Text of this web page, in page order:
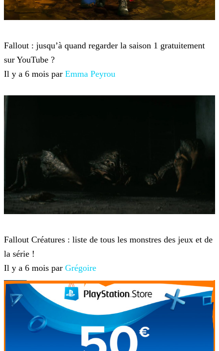
Fallout : jusqu’à quand regarder la saison 1 gratuitement
sur YouTube ?
Il y a 6 mois par Emma Peyrou
Fallout Créatures : liste de tous les monstres des jeux et de
la série !
Il y a 6 mois par Grégoire